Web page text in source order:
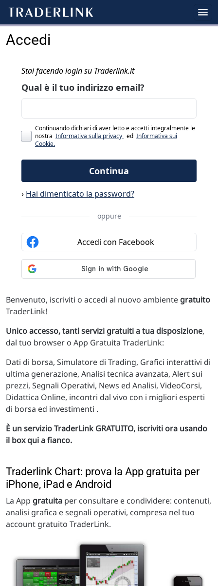
Accedi
Benvenuto, iscriviti o accedi al nuovo ambiente gratuito
TraderLink!
Unico accesso, tanti servizi gratuiti a tua disposizione,
dal tuo browser o App Gratuita TraderLink:
Dati di borsa, Simulatore di Trading, Grafici interattivi di
ultima generazione, Analisi tecnica avanzata, Alert sui
prezzi, Segnali Operativi, News ed Analisi, VideoCorsi,
Didattica Online, incontri dal vivo con i migliori esperti
di borsa ed investimenti .
È un servizio TraderLink GRATUITO, iscriviti ora usando
il box qui a fianco.
Traderlink Chart: prova la App gratuita per
iPhone, iPad e Android
La App gratuita per consultare e condividere: contenuti,
analisi grafica e segnali operativi, compresa nel tuo
account gratuito TraderLink.